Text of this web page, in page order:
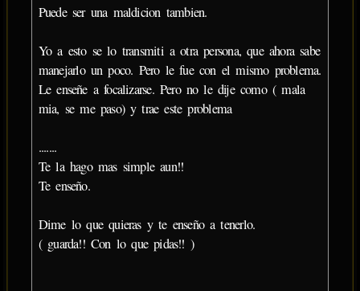
Puede ser una maldicion tambien.
Yo a esto se lo transmiti a otra persona, que ahora sabe
manejarlo un poco. Pero le fue con el mismo problema.
Le enseñe a focalizarse. Pero no le dije como ( mala
mia, se me paso) y trae este problema
.......
Te la hago mas simple aun!!
Te enseño.
Dime lo que quieras y te enseño a tenerlo.
( guarda!! Con lo que pidas!! )